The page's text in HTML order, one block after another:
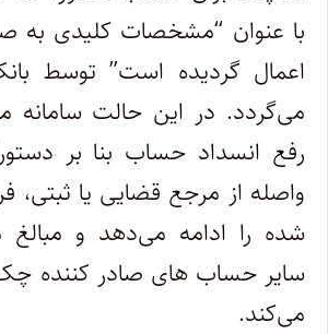
با عنوان “مشخصات کلیدی به
اعمال گردیده است” توسط
می‌گردد. در این حالت
رفع انسداد حساب بنا بر
واصله از مرجع قضایی یا ثبتی،
شده را ادامه می‌دهد و
سایر حساب های صادر کننده چک
می‌کند.